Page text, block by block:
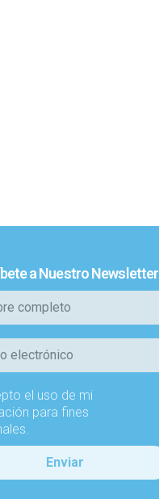
a Nuestro Newsletter
el uso de mi
para fines